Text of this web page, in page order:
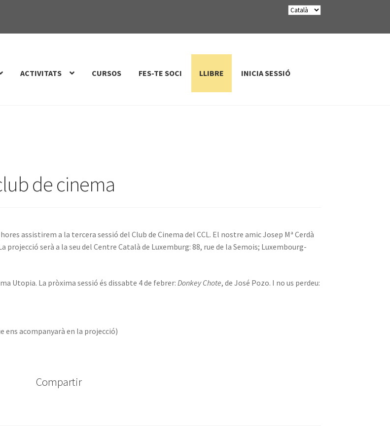
ACTIVITATS CURSOS FES-TE SOCI LLIBRE INICIA SESSIÓ
de cinema
assistirem a la tercera sessió del Club de Cinema del CCL. El nostre amic Josep Mª Cerdà
projecció serà a la seu del Centre Català de Luxemburg: 88, rue de la Semois; Luxembourg-
Utopia. La pròxima sessió és dissabte 4 de febrer: Donkey Chote, de José Pozo. I no us perdeu:
ens acompanyarà en la projecció)
Compartir